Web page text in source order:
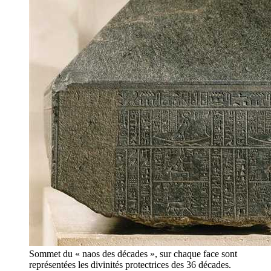
Sommet du « naos des décades », sur chaque face sont
représentées les divinités protectrices des 36 décades.